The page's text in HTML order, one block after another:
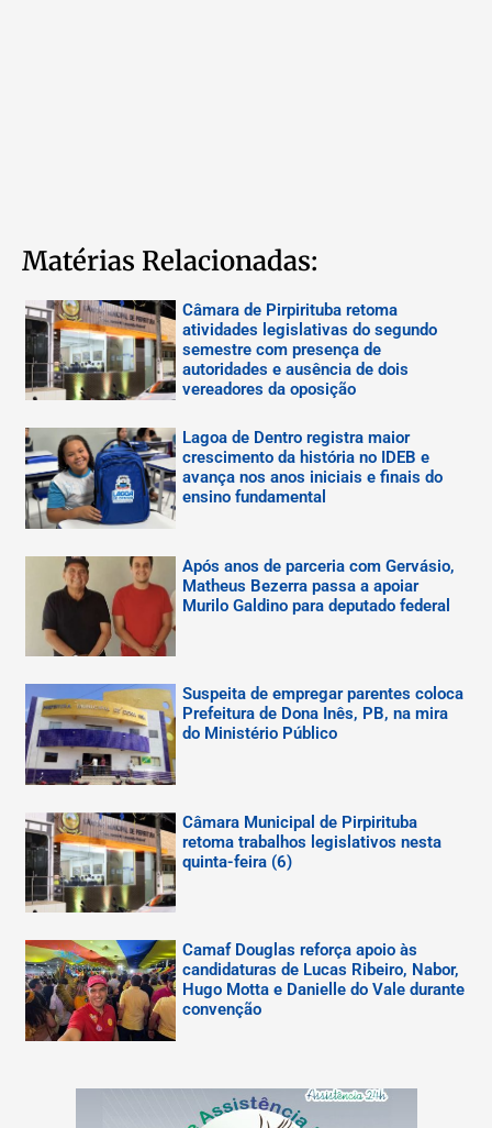
Matérias Relacionadas:
Câmara de Pirpirituba retoma
atividades legislativas do segundo
semestre com presença de
autoridades e ausência de dois
vereadores da oposição
Lagoa de Dentro registra maior
crescimento da história no IDEB e
avança nos anos iniciais e finais do
ensino fundamental
Após anos de parceria com Gervásio,
Matheus Bezerra passa a apoiar
Murilo Galdino para deputado federal
Suspeita de empregar parentes coloca
Prefeitura de Dona Inês, PB, na mira
do Ministério Público
Câmara Municipal de Pirpirituba
retoma trabalhos legislativos nesta
quinta-feira (6)
Camaf Douglas reforça apoio às
candidaturas de Lucas Ribeiro, Nabor,
Hugo Motta e Danielle do Vale durante
convenção